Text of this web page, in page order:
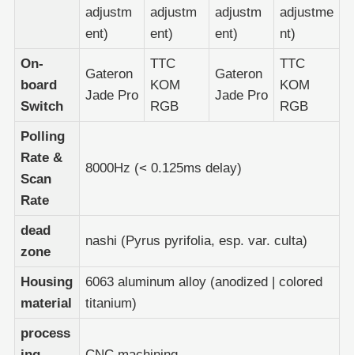
adjustm
ent)
adjustm
ent)
adjustm
ent)
adjustme
nt)
On-
board
Switch
Gateron
Jade Pro
TTC
KOM
RGB
Gateron
Jade Pro
TTC
KOM
RGB
Polling
Rate &
Scan
Rate
8000Hz (< 0.125ms delay)
dead
zone
nashi (Pyrus pyrifolia, esp. var. culta)
Housing
material
6063 aluminum alloy (anodized | colored
titanium)
process